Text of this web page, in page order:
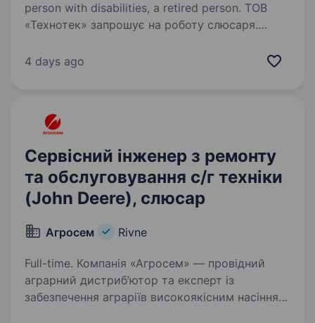
person with disabilities, a retired person. ТОВ
«Технотек» запрошує на роботу слюсаря.
робота з ручним та електроінструментом;
4 days ago
Сервісний інженер з ремонту
та обслуговування с/г техніки
(John Deere), слюсар
Агросем Rivne
Full-time. Компанія «Агросем» — провідний
аграрний дистриб’ютор та експерт із
забезпечення аграріїв високоякісним насінням,